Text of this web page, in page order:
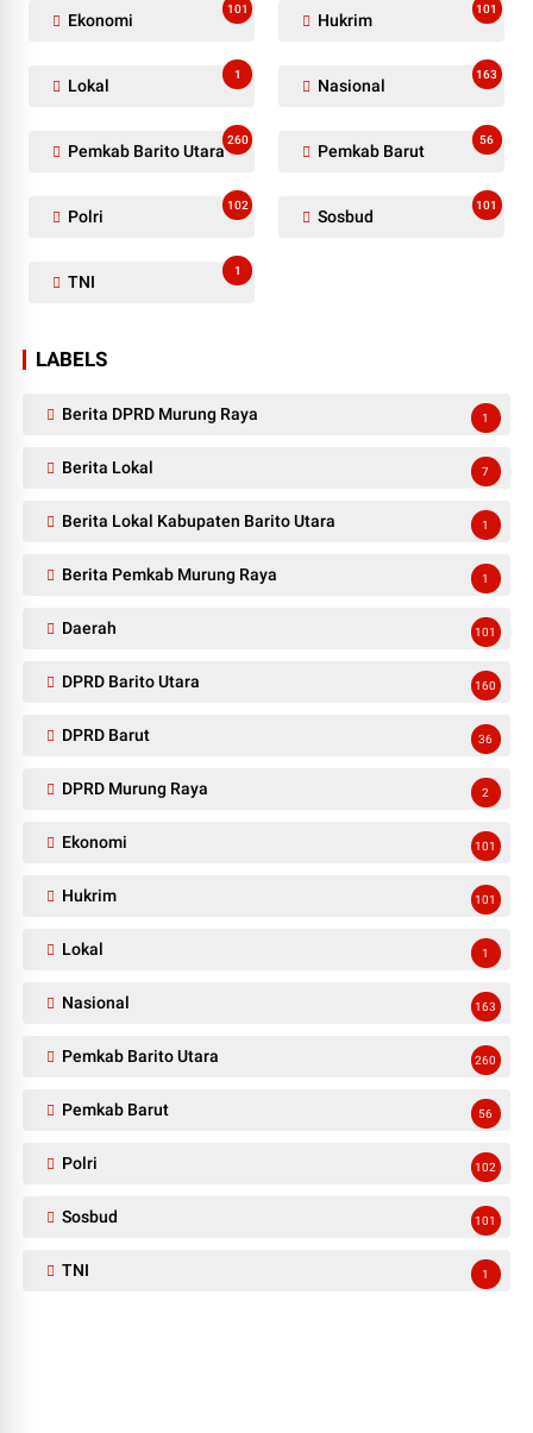
Ekonomi
101
Hukrim
101
Lokal
1
Nasional
163
Pemkab Barito Utara
260
Pemkab Barut
56
Polri
102
Sosbud
101
TNI
1
LABELS
Berita DPRD Murung Raya 1
Berita Lokal 7
Berita Lokal Kabupaten Barito Utara 1
Berita Pemkab Murung Raya 1
Daerah 101
DPRD Barito Utara 160
DPRD Barut 36
DPRD Murung Raya 2
Ekonomi 101
Hukrim 101
Lokal 1
Nasional 163
Pemkab Barito Utara 260
Pemkab Barut 56
Polri 102
Sosbud 101
TNI 1